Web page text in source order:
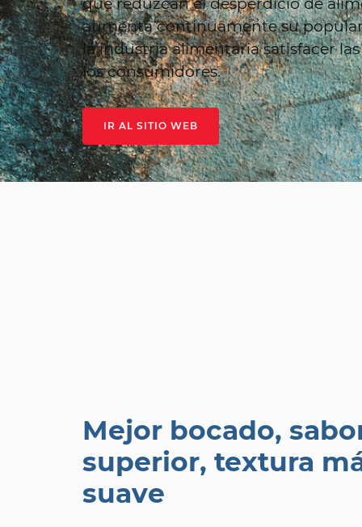
que reduzcan el desperdicio de
aumenta continuamente su
la industria alimentaria satisfacer
los consumidores.
IR AL SITIO WEB
Mejor bocado,
superior, textura
suave